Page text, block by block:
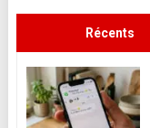
Récents